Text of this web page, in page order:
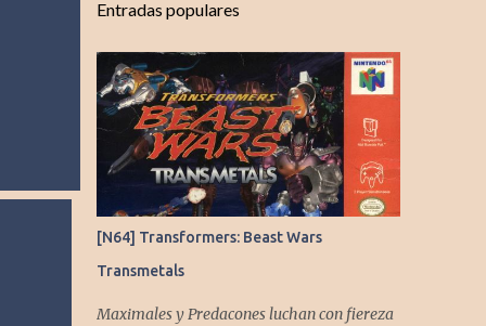
Entradas populares
[N64] Transformers: Beast Wars
Transmetals
Maximales y Predacones luchan con fiereza